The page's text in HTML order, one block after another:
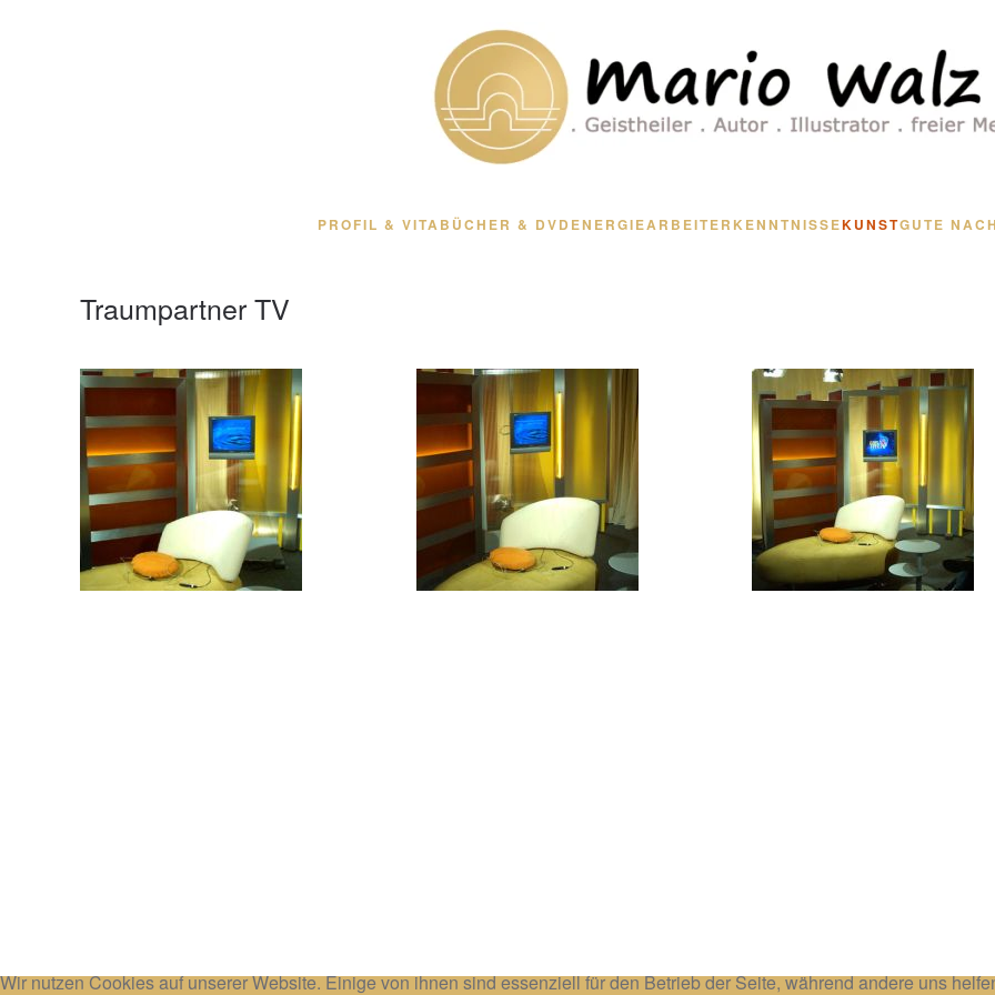
PROFIL & VITA BÜCHER & DVD ENERGIEARBEITERKENNTNISSEKUNSTGUTE
Traumpartner TV
Wir nutzen Cookies auf unserer Website. Einige von ihnen sind essenziell für den Betrieb der Seite, während andere uns